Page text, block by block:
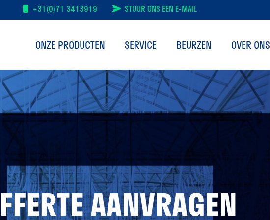
+31(0)71 3413919 STUUR ONS EEN E-MAIL
ONZE PRODUCTEN SERVICE BEURZEN OVER ONS
AANVRAGEN